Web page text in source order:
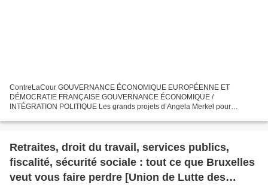
ContreLaCour GOUVERNANCE ÉCONOMIQUE EUROPÉENNE ET
DÉMOCRATIE FRANÇAISE GOUVERNANCE ÉCONOMIQUE /
INTÉGRATION POLITIQUE Les grands projets d’Angela Merkel pour
s’embourbe dans ses projets...
Retraites, droit du travail, services publics,
fiscalité, sécurité sociale : tout ce que Bruxelles
veut vous faire perdre [Union de Lutte des